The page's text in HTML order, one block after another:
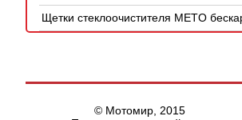
Щетки стеклоочистителя METO
© Мотомир, 2015